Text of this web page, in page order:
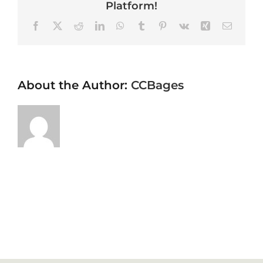
Platform!
FacebookRedditLinkedInWhatsApp
TumblrPinterest
Vk XingEmail
About the Author: CCBages